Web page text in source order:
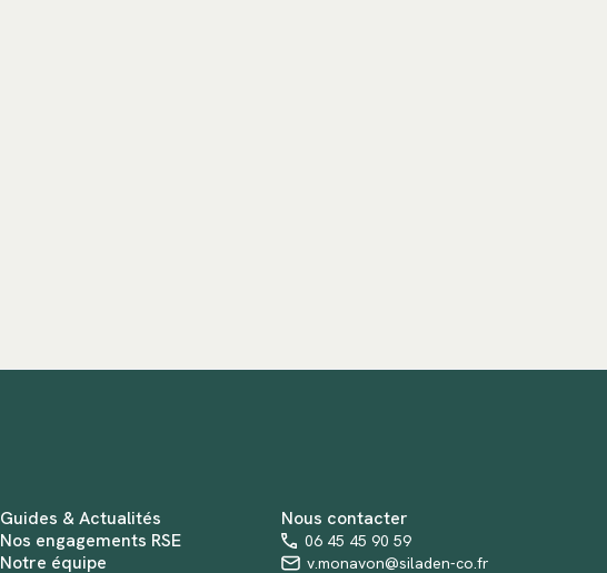
Guides & Actualités
Nos engagements RSE
Notre équipe
Nous contacter
06 45 45 90 59
v.monavon@siladen-co.fr